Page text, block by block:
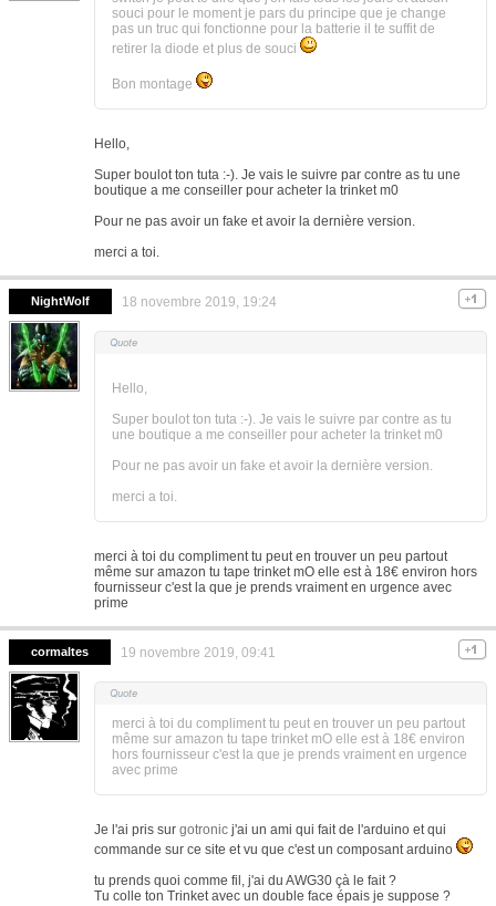
souci pour le moment je pars du principe que je change
pas un truc qui fonctionne pour la batterie il te suffit de
retirer la diode et plus de souci
Bon montage
Hello,
Super boulot ton tuta :-). Je vais le suivre par contre as tu une
boutique a me conseiller pour acheter la trinket m0
Pour ne pas avoir un fake et avoir la dernière version.
merci a toi.
NightWolf 18 novembre 2019, 19:24
Hello,
Super boulot ton tuta :-). Je vais le suivre par contre as tu
une boutique a me conseiller pour acheter la trinket m0
Pour ne pas avoir un fake et avoir la dernière version.
merci a toi.
merci à toi du compliment tu peut en trouver un peu partout
même sur amazon tu tape trinket mO elle est à 18€ environ hors
fournisseur c'est la que je prends vraiment en urgence avec
prime
cormaltes 19 novembre 2019, 09:41
merci à toi du compliment tu peut en trouver un peu partout
même sur amazon tu tape trinket mO elle est à 18€ environ
hors fournisseur c'est la que je prends vraiment en urgence
avec prime
Je l'ai pris sur gotronic j'ai un ami qui fait de l'arduino et qui
commande sur ce site et vu que c'est un composant arduino
tu prends quoi comme fil, j'ai du AWG30 çà le fait ?
Tu colle ton Trinket avec un double face épais je suppose ?